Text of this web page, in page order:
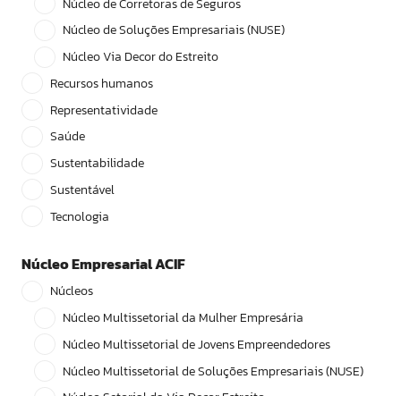
Núcleo de Soluções Empresariais (NUSE)
Núcleo Via Decor do Estreito
Recursos humanos
Representatividade
Saúde
Sustentabilidade
Sustentável
Tecnologia
Núcleo Empresarial ACIF
Núcleos
Núcleo Multissetorial da Mulher Empresária
Núcleo Multissetorial de Jovens Empreendedores
Núcleo Multissetorial de Soluções Empresariais (NUSE)